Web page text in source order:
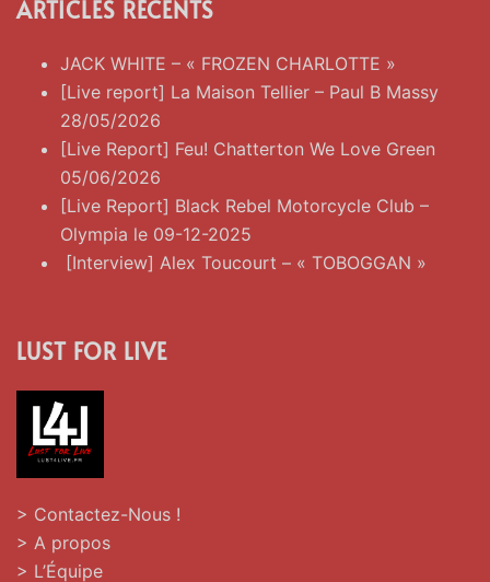
ARTICLES RÉCENTS
JACK WHITE – « FROZEN CHARLOTTE »
[Live report] La Maison Tellier – Paul B Massy
28/05/2026
[Live Report] Feu! Chatterton We Love Green
05/06/2026
[Live Report] Black Rebel Motorcycle Club –
Olympia le 09-12-2025
[Interview] Alex Toucourt – « TOBOGGAN »
LUST FOR LIVE
> Contactez-Nous !
> A propos
> L’Équipe